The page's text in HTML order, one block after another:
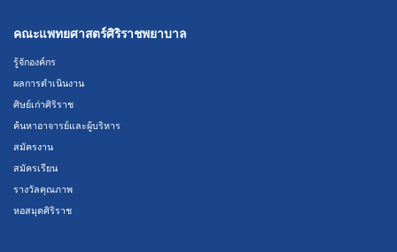
คณะแพทยศาสตร์ศิริราชพยาบาล
รู้จักองค์กร
ผลการดำเนินงาน
ศิษย์เก่าศิริราช
ค้นหาอาจารย์และผู้บริหาร
สมัครงาน
สมัครเรียน
รางวัลคุณภาพ
หอสมุดศิริราช